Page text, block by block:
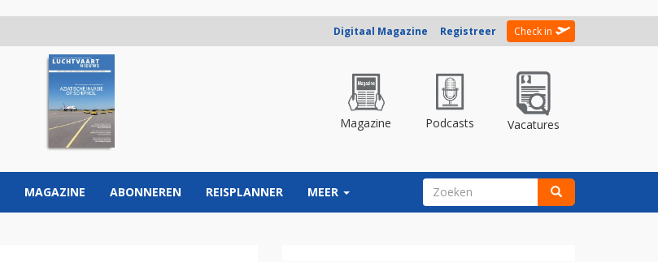
Digitaal Magazine Registreer Check in
Magazine Podcasts Vacatures
MAGAZINE ABONNEREN REISPLANNER MEER ZOEKVELD